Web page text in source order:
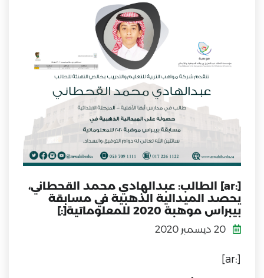
[:ar] الطالب: عبدالهادي محمد القحطاني،
يحصد الميدالية الذهبية في مسابقة
بيبراس موهبة 2020 للمعلوماتية[:]
[:ar]